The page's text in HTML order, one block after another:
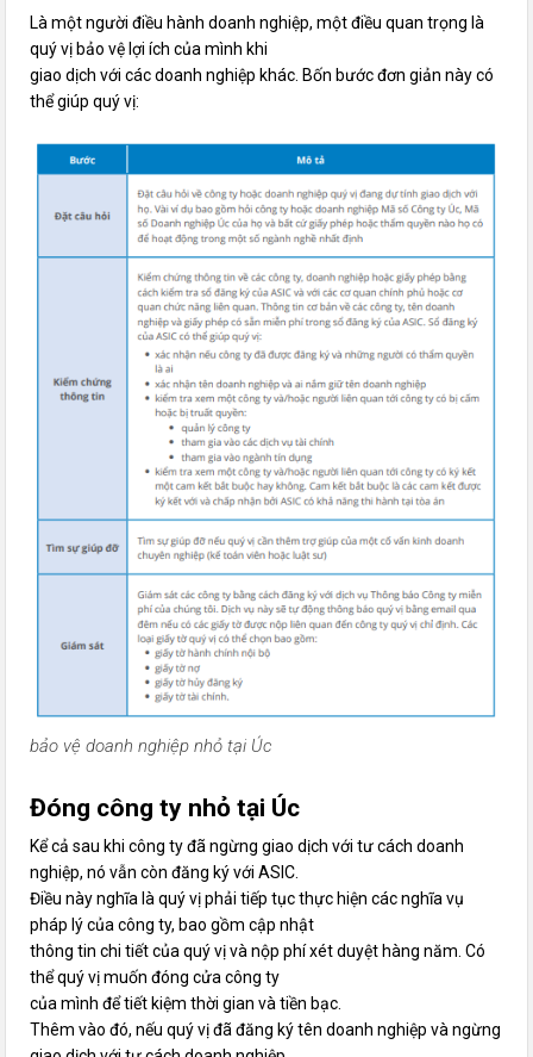
Là một người điều hành doanh nghiệp, một điều quan trọng là
quý vị bảo vệ lợi ích của mình khi
giao dịch với các doanh nghiệp khác. Bốn bước đơn giản này có
thể giúp quý vị:
bảo vệ doanh nghiệp nhỏ tại Úc
Đóng công ty nhỏ tại Úc
Kể cả sau khi công ty đã ngừng giao dịch với tư cách doanh
nghiệp, nó vẫn còn đăng ký với ASIC.
Điều này nghĩa là quý vị phải tiếp tục thực hiện các nghĩa vụ
pháp lý của công ty, bao gồm cập nhật
thông tin chi tiết của quý vị và nộp phí xét duyệt hàng năm. Có
thể quý vị muốn đóng cửa công ty
của mình để tiết kiệm thời gian và tiền bạc.
Thêm vào đó, nếu quý vị đã đăng ký tên doanh nghiệp và ngừng